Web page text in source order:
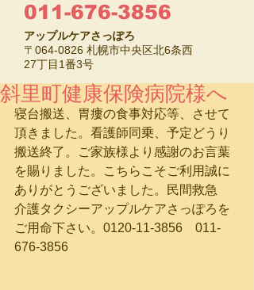
011-676-3856
アップルケアさっぽろ
〒064-0826 札幌市中央区北6条西
27丁目1番3号
斜里町健康保険病院様へ
寝台搬送、胃瘻の食事対応等、させて
頂きました。看護師同乗、予定どうり
搬送終了。ご家族様より感謝のお言葉
を賜りました。こちらこそご利用誠に
ありがとうございました。民間救急
介護タクシーアップルケアさっぽろを
ご用命下さい。0120-11-3856　011-
676-3856